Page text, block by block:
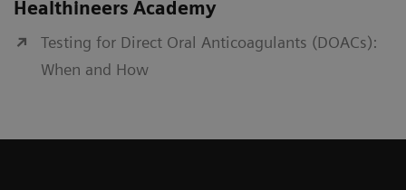
Healthineers Academy
Testing for Direct Oral Anticoagulants (DOACs):
When and How